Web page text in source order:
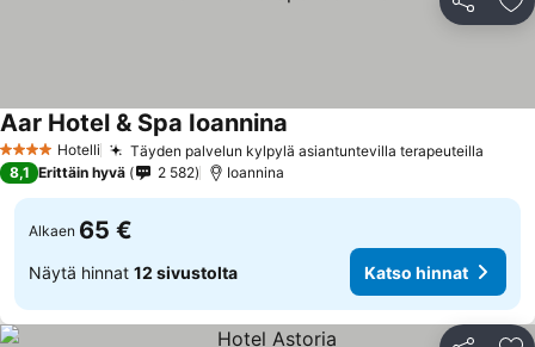
Jaa
4 Tähtiluokitus
Hotelli Täyden palvelun kylpylä asiantuntevilla terapeuteilla
Aar Hotel & Spa Ioannina
8,1 Erittäin hyvä 2 582 Ioannina
Alkaen 65 €
Näytä hinnat 12 sivustolta Katso hinnat